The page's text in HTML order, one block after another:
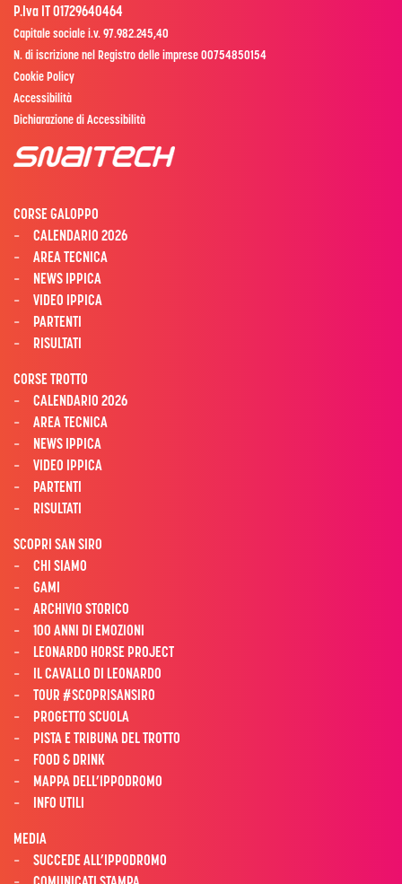
P.Iva IT 01729640464
Capitale sociale i.v. 97.982.245,40
N. di iscrizione nel Registro delle imprese 00754850154
Cookie Policy
Accessibilità
Dichiarazione di Accessibilità
CORSE GALOPPO
CALENDARIO 2026
AREA TECNICA
NEWS IPPICA
VIDEO IPPICA
PARTENTI
RISULTATI
CORSE TROTTO
CALENDARIO 2026
AREA TECNICA
NEWS IPPICA
VIDEO IPPICA
PARTENTI
RISULTATI
SCOPRI SAN SIRO
CHI SIAMO
GAMI
ARCHIVIO STORICO
100 ANNI DI EMOZIONI
LEONARDO HORSE PROJECT
IL CAVALLO DI LEONARDO
TOUR #SCOPRISANSIRO
PROGETTO SCUOLA
PISTA E TRIBUNA DEL TROTTO
FOOD & DRINK
MAPPA DELL’IPPODROMO
INFO UTILI
MEDIA
SUCCEDE ALL’IPPODROMO